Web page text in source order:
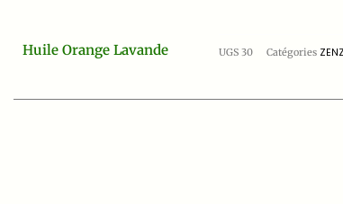
Huile Orange Lavande UGS30 Catégories